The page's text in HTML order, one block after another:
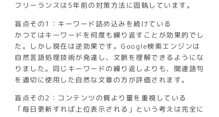
フリーランスは5年前の対策方法に固執しています。
盲点その1：キーワード詰め込みを続けている
かつてはキーワードを何度も繰り返すことが効果的でし
た。しかし現在は逆効果です。Google検索エンジンは
自然言語処理技術が発達し、文脈を理解できるようにな
りました。同じキーワードの繰り返しよりも、関連語句
を適切に使用した自然な文章の方が評価されます。
盲点その2：コンテンツの質より量を重視している
「毎日更新すれば上位表示される」という考えは完全に